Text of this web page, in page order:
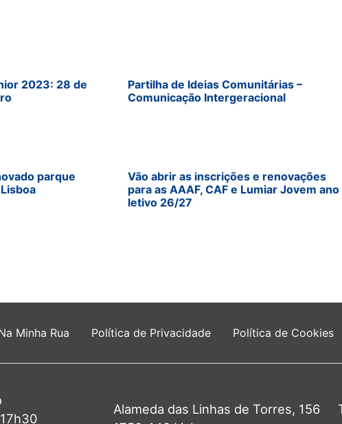
2023: 28 de
Partilha de Ideias Comunitárias –
Comunicação Intergeracional
parque
Vão abrir as inscrições e renovações
para as AAAF, CAF e Lumiar Jovem ano
letivo 26/27
Minha Rua Política de Privacidade Política de Cookies
Alameda das Linhas de Torres, 156